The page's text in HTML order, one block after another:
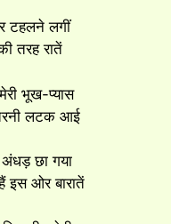
टहलने लगीं
तरह रातें
भूख-प्यास
लटक आई
छा गया
इस ओर बारातें